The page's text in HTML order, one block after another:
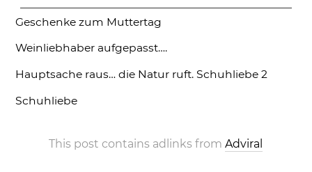
Geschenke zum Muttertag
Weinliebhaber aufgepasst….
Hauptsache raus… die Natur ruft. Schuhliebe 2
Schuhliebe
This post contains adlinks fromAdviral